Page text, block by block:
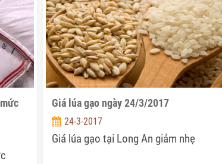
Giá lúa gạo ngày 24/3/2017
24-3-2017
Giá lúa gạo tại Long An giảm nhẹ